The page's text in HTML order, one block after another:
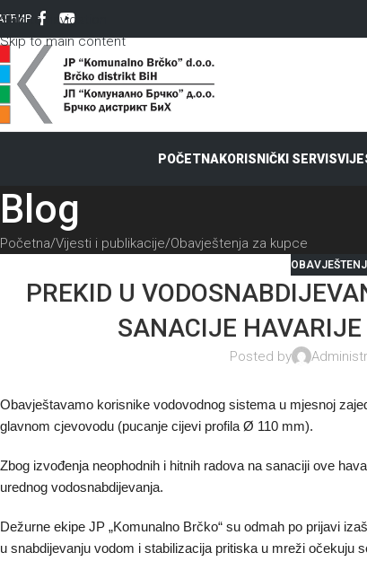
Skip to navigation
Skip to main content
ЋИР
POČETNAKORISNIČKI SERVIS
Blog
Početna Vijesti i publikacije Obavještenja za kupce
PREKID U
SANACIJE
Posted by
Obavještavamo korisnike vodovodnog sistema u mjesnoj
glavnom cjevovodu (pucanje cijevi profila Ø 110 mm).
Zbog izvođenja neophodnih i hitnih radova na sanaciji ove
urednog vodosnabdijevanja.
Dežurne ekipe JP „Komunalno Brčko“ su odmah po prijavi
u snabdijevanju vodom i stabilizacija pritiska u mreži očekuju